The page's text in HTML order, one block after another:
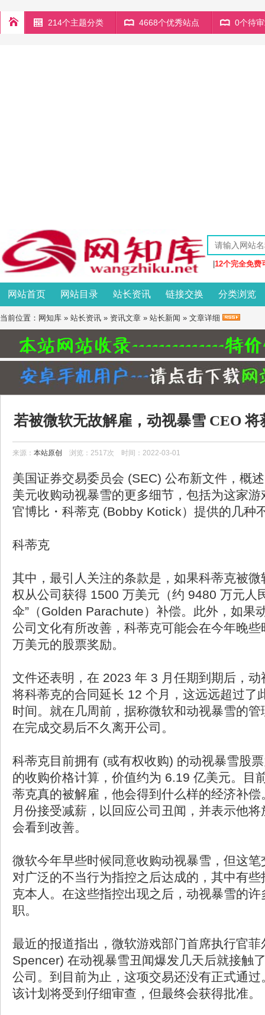
214个主题分类 4668个优秀站点 0个待
12个完全免费
网站首页 网站目录 站长资讯 链接交换 分类浏览
当前位置： 网知库 » 站长资讯 » 资讯文章 » 站长新闻 » 文章详细
若被微软无故解雇，动视暴雪 CEO 将
来源： 本站原创 浏览：2517次 时间：2022-03-01
美国证券交易委员会 (SEC) 公布新文件，概
美元收购动视暴雪的更多细节，包括为这家
官博比・科蒂克 (Bobby Kotick）提供的几种
科蒂克
其中，最引人关注的条款是，如果科蒂克被
权从公司获得 1500 万美元（约 9480 万元人
伞”（Golden Parachute）补偿。此外，如果
公司文化有所改善，科蒂克可能会在今年晚
万美元的股票奖励。
文件还表明，在 2023 年 3 月任期到期后，
将科蒂克的合同延长 12 个月，这远远超过了
时间。就在几周前，据称微软和动视暴雪的
在完成交易后不久离开公司。
科蒂克目前拥有 (或有权收购) 的动视暴雪股
的收购价格计算，价值约为 6.19 亿美元。目
蒂克真的被解雇，他会得到什么样的经济补
月份接受减薪，以回应公司丑闻，并表示他
会看到改善。
微软今年早些时候同意收购动视暴雪，但这
对广泛的不当行为指控之后达成的，其中有
克本人。在这些指控出现之后，动视暴雪的
职。
最近的报道指出，微软游戏部门首席执行官
Spencer) 在动视暴雪丑闻爆发几天后就接触
公司。到目前为止，这项交易还没有正式通
该计划将受到仔细审查，但最终会获得批准。